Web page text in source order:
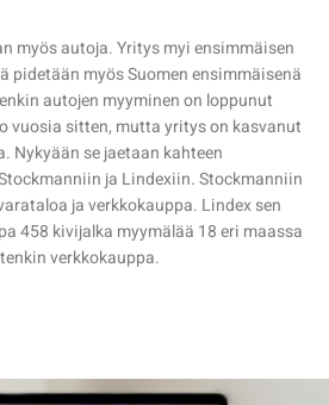
myös autoja. Yritys myi ensimmäisen
pidetään myös Suomen ensimmäisenä
autojen myyminen on loppunut
vuosia sitten, mutta yritys on kasvanut
Nykyään se jaetaan kahteen
ja Lindexiin. Stockmanniin
ja verkkokauppa. Lindex sen
458 kivijalka myymälää 18 eri maassa
verkkokauppa.